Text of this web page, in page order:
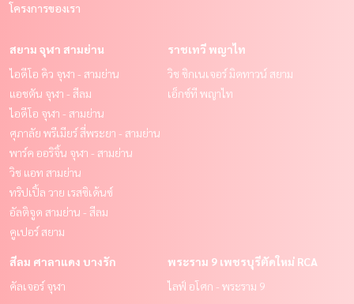
โครงการของเรา
สยาม จุฬา สามย่าน
ไอดีโอ คิว จุฬา - สามย่าน
แอชตัน จุฬา - สีลม
ไอดีโอ จุฬา - สามย่าน
ศุภาลัย พรีเมียร์ สี่พระยา - สามย่าน
พาร์ค ออริจิ้น จุฬา - สามย่าน
วิช แอท สามย่าน
ทริปเปิ้ล วาย เรสซิเด้นซ์
อัลติจูด สามย่าน - สีลม
คูเปอร์ สยาม
ราชเทวี พญาไท
วิช ซิกเนเจอร์ มิดทาวน์ สยาม
เอ็กซ์ที พญาไท
สีลม ศาลาแดง บางรัก
คัลเจอร์ จุฬา
พระราม 9 เพชรบุรีตัดใหม่ RCA
ไลฟ์ อโศก - พระราม 9